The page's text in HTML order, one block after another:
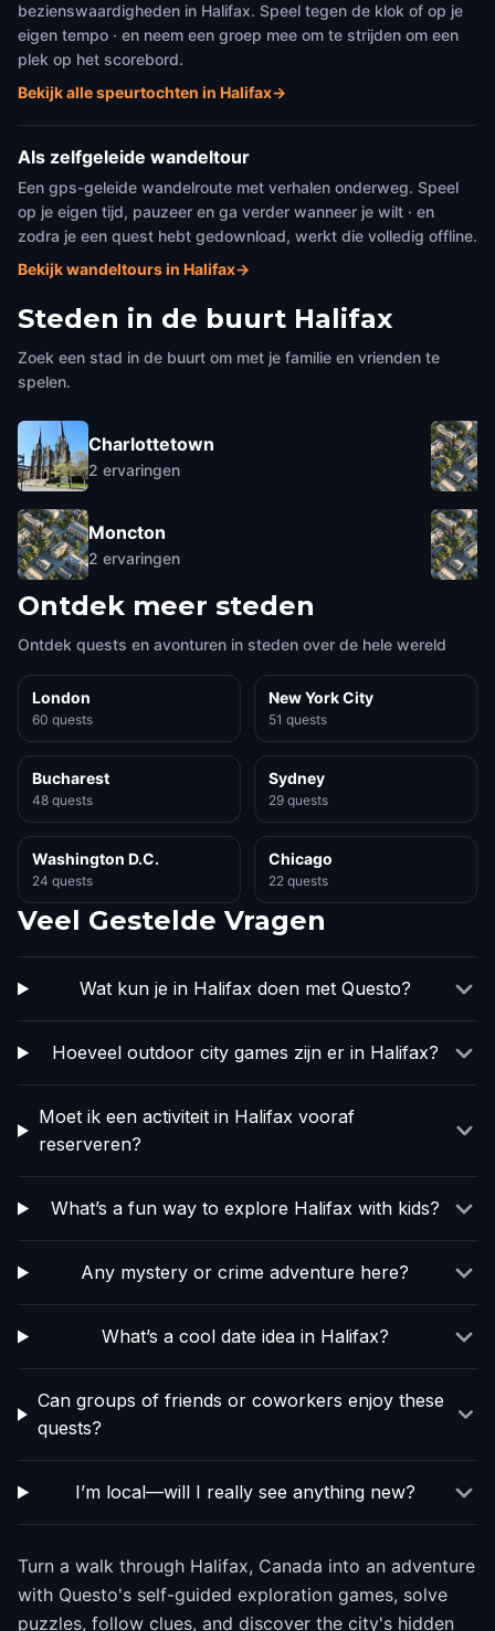
bezienswaardigheden in Halifax. Speel tegen de klok of op je
eigen tempo · en neem een groep mee om te strijden om een
plek op het scorebord.
Bekijk alle speurtochten in Halifax→
Als zelfgeleide wandeltour
Een gps-geleide wandelroute met verhalen onderweg. Speel
op je eigen tijd, pauzeer en ga verder wanneer je wilt · en
zodra je een quest hebt gedownload, werkt die volledig offline.
Bekijk wandeltours in Halifax→
Steden in de buurt Halifax
Zoek een stad in de buurt om met je familie en vrienden te
spelen.
Charlottetown
2 ervaringen
Moncton
2 ervaringen
Ontdek meer steden
Ontdek quests en avonturen in steden over de hele wereld
London
60 quests
New York City
51 quests
Bucharest
48 quests
Sydney
29 quests
Washington D.C.
24 quests
Chicago
22 quests
Veel Gestelde Vragen
Wat kun je in Halifax doen met Questo?
Hoeveel outdoor city games zijn er in Halifax?
Moet ik een activiteit in Halifax vooraf
reserveren?
What’s a fun way to explore Halifax with kids?
Any mystery or crime adventure here?
What’s a cool date idea in Halifax?
Can groups of friends or coworkers enjoy these
quests?
I’m local—will I really see anything new?
Turn a walk through Halifax, Canada into an adventure
with Questo's self-guided exploration games, solve
puzzles, follow clues, and discover the city's hidden